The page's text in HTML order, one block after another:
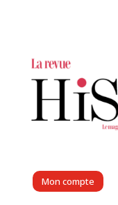
Mon compte